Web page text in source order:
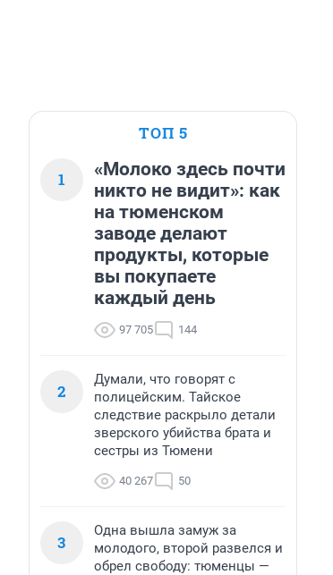
ТОП 5
1
«Молоко здесь почти
никто не видит»: как
на тюменском
заводе делают
продукты, которые
вы покупаете
каждый день
97 705 144
2
Думали, что говорят с
полицейским. Тайское
следствие раскрыло детали
зверского убийства брата и
сестры из Тюмени
40 267 50
3
Одна вышла замуж за
молодого, второй развелся и
обрел свободу: тюменцы —